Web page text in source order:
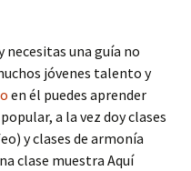
necesitas una guía no
jóvenes talento y
en él puedes aprender
a la vez doy clases
y clases de armonía
clase muestra Aquí